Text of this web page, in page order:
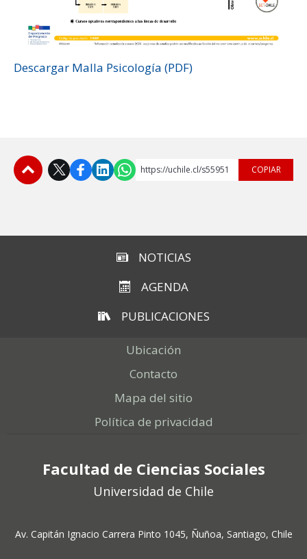
EGRESADOS
Descargar Malla Psicología (PDF)
https://uchile.cl/s55951 COPIAR
NOTICIAS
AGENDA
PUBLICACIONES
Ubicación
Contacto
Mapa del sitio
Política de privacidad
Facultad de Ciencias Sociales
Universidad de Chile
Av. Capitán Ignacio Carrera Pinto 1045, Ñuñoa, Santiago, Chile